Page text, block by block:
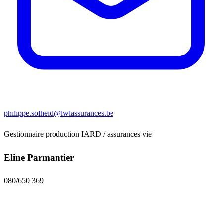
philippe.solheid@lwlassurances.be
Gestionnaire production IARD / assurances vie
Eline Parmantier
080/650 369